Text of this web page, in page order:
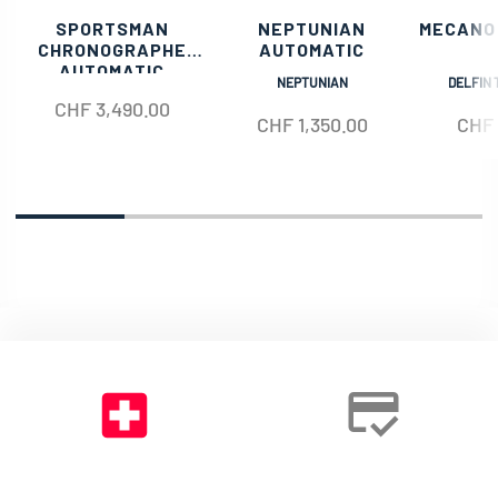
SPORTSMAN
CHRONOGRAPHE
AUTOMATIC
CHF3,490.00
NEPTUNIAN
AUTOMATIC
NEPTUNIAN
CHF1,350.00
DELFIN
CHF